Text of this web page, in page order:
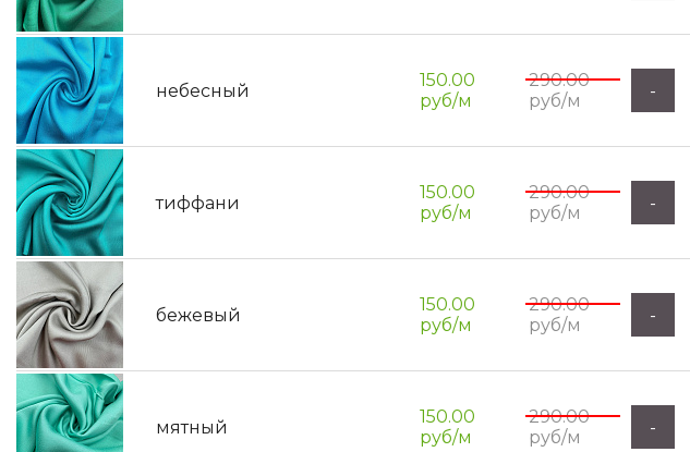
небесный
150.00
руб/м
290.00
руб/м
-
тиффани
150.00
руб/м
290.00
руб/м
-
бежевый
150.00
руб/м
290.00
руб/м
-
мятный
150.00
руб/м
290.00
руб/м
-